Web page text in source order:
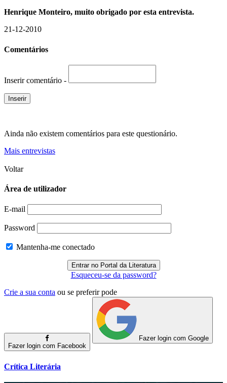
Henrique Monteiro, muito obrigado por esta entrevista.
21-12-2010
Comentários
Inserir comentário -
Ainda não existem comentários para este questionário.
Mais entrevistas
Voltar
Área de utilizador
E-mail
Password
Mantenha-me conectado
Esqueceu-se da password?
Crie a sua conta ou se preferir pode
Fazer login com Facebook
Fazer login com Google
Crítica Literária